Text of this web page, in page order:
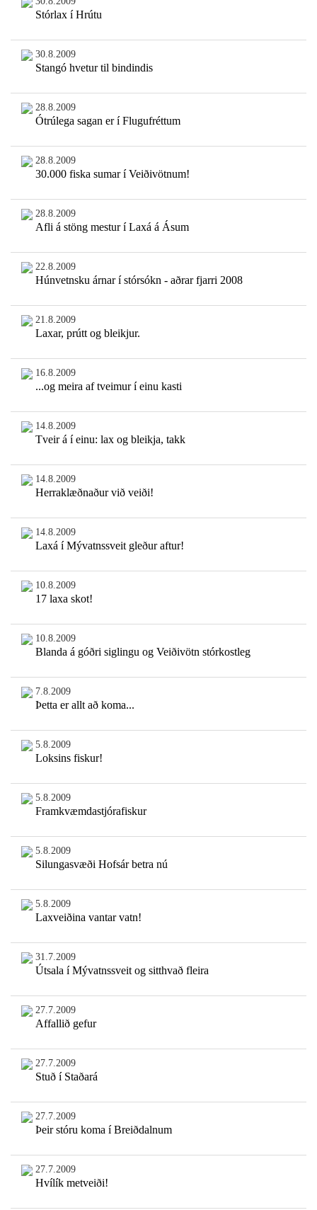
Stórlax í Hrútu
30.8.2009
Stangó hvetur til bindindis
28.8.2009
Ótrúlega sagan er í Flugufréttum
28.8.2009
30.000 fiska sumar í Veiðivötnum!
28.8.2009
Afli á stöng mestur í Laxá á Ásum
22.8.2009
Húnvetnsku árnar í stórsókn - aðrar fjarri 2008
21.8.2009
Laxar, prútt og bleikjur.
16.8.2009
...og meira af tveimur í einu kasti
14.8.2009
Tveir á í einu: lax og bleikja, takk
14.8.2009
Herraklæðnaður við veiði!
14.8.2009
Laxá í Mývatnssveit gleður aftur!
10.8.2009
17 laxa skot!
10.8.2009
Blanda á góðri siglingu og Veiðivötn stórkostleg
7.8.2009
Þetta er allt að koma...
5.8.2009
Loksins fiskur!
5.8.2009
Framkvæmdastjórafiskur
5.8.2009
Silungasvæði Hofsár betra nú
5.8.2009
Laxveiðina vantar vatn!
31.7.2009
Útsala í Mývatnssveit og sitthvað fleira
27.7.2009
Affallið gefur
27.7.2009
Stuð í Staðará
27.7.2009
Þeir stóru koma í Breiðdalnum
27.7.2009
Hvílík metveiði!